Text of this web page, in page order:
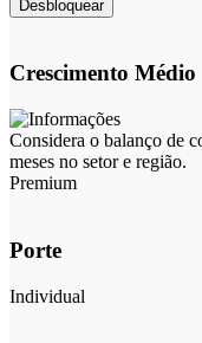
Desbloquear
Crescimento Médio
Considera o balanço de
meses no setor e região.
Premium
Porte
Individual